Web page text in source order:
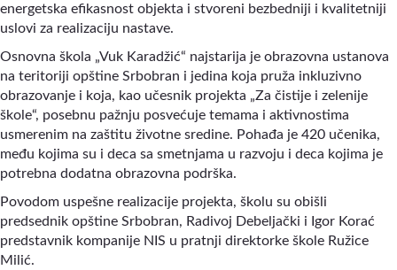
energetska efikasnost objekta i stvoreni bezbedniji i kvalitetniji
uslovi za realizaciju nastave.
Osnovna škola „Vuk Karadžić“ najstarija je obrazovna ustanova
na teritoriji opštine Srbobran i jedina koja pruža inkluzivno
obrazovanje i koja, kao učesnik projekta „Za čistije i zelenije
škole“, posebnu pažnju posvećuje temama i aktivnostima
usmerenim na zaštitu životne sredine. Pohađa je 420 učenika,
među kojima su i deca sa smetnjama u razvoju i deca kojima je
potrebna dodatna obrazovna podrška.
Povodom uspešne realizacije projekta, školu su obišli
predsednik opštine Srbobran, Radivoj Debeljački i Igor Korać
predstavnik kompanije NIS u pratnji direktorke škole Ružice
Milić.